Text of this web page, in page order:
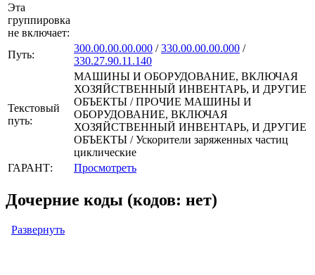
Эта
группировка
не включает:
Путь:
300.00.00.00.000 /330.00.00.00.000 /
330.27.90.11.140
Текстовый
путь:
МАШИНЫ И ОБОРУДОВАНИЕ, ВКЛЮЧАЯ
ХОЗЯЙСТВЕННЫЙ ИНВЕНТАРЬ, И ДРУГИЕ
ОБЪЕКТЫ / ПРОЧИЕ МАШИНЫ И
ОБОРУДОВАНИЕ, ВКЛЮЧАЯ
ХОЗЯЙСТВЕННЫЙ ИНВЕНТАРЬ, И ДРУГИЕ
ОБЪЕКТЫ / Ускорители заряженных частиц
циклические
ГАРАНТ:
Просмотреть
Дочерние коды (кодов: нет)
Развернуть